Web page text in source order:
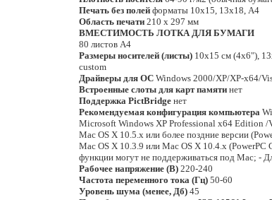
Печать без полей форматы 10х15, 13х18, А4
Область печати 210 х 297 мм
ВМЕСТИМОСТЬ ЛОТКА ДЛЯ БУМАГИ
80 листов А4
Размеры носителей (листы) 10х15 см (4x6"),
custom
Драйверы для ОС Windows 2000/XP/XP-x64/
Встроенные слоты для карт памяти нет
Поддержка PictBridge нет
Рекомендуемая конфигурация компьютера
Microsoft Windows XP Professional x64 Edition /
Mac OS X 10.5.х или более поздние версии
Mac OS X 10.3.9 или Mac OS X 10.4.х
функции могут не поддерживаться под Mac; -
Рабочее напряжение (B) 220-240
Частота переменного тока (Гц) 50-60
Уровень шума (менее, Дб) 45